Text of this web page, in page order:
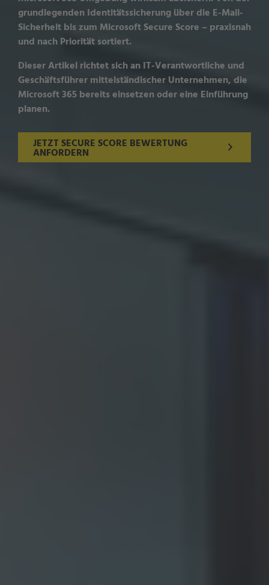
grundlegenden Identitätssicherung über die E-Mail-
Sicherheit bis zum Microsoft Secure Score – praxisnah
und nach Priorität sortiert.
Dieser Artikel richtet sich an IT-Verantwortliche und
Geschäftsführer mittelständischer Unternehmen, die
Microsoft 365 bereits einsetzen oder eine Einführung
planen.
JETZT SECURE SCORE BEWERTUNG
ANFORDERN